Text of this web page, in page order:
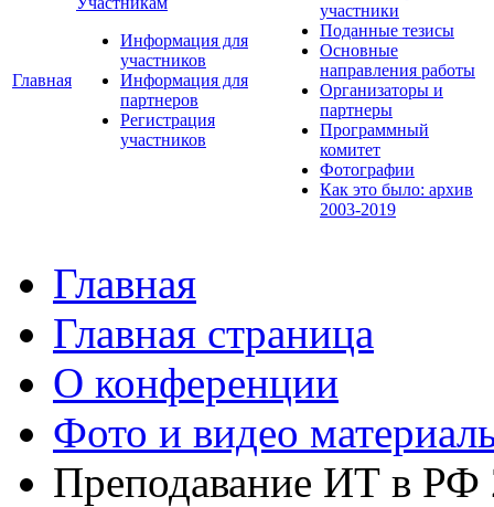
Главная
Информация для
участников
Информация для
партнеров
Регистрация
участников
участники
Поданные тезисы
Основные
направления работы
Организаторы и
партнеры
Программный
комитет
Фотографии
Как это было: архив
2003-2019
Главная
Главная страница
О конференции
Фото и видео
Преподавание ИТ в РФ